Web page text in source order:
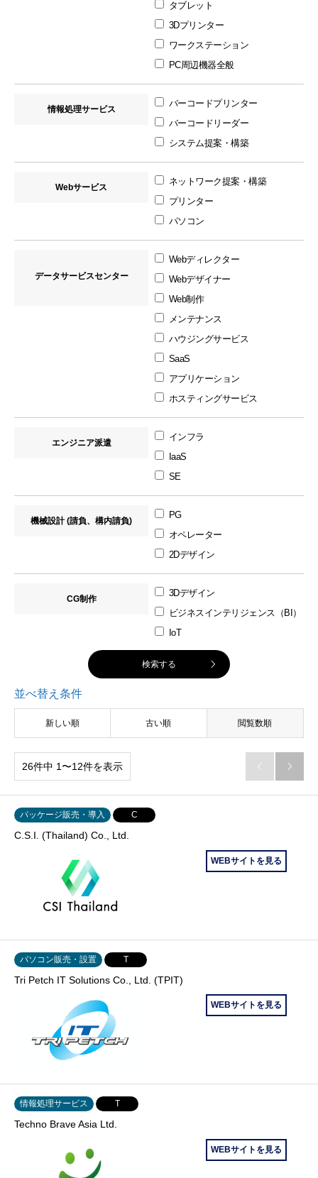
タブレット
3Dプリンター
ワークステーション
PC周辺機器全般
情報処理サービス
バーコードプリンター
バーコードリーダー
システム提案・構築
Webサービス
ネットワーク提案・構築
プリンター
パソコン
データサービスセンター
Webディレクター
Webデザイナー
Web制作
メンテナンス
ハウジングサービス
SaaS
アプリケーション
ホスティングサービス
エンジニア派遣
インフラ
IaaS
SE
機械設計 (請負、構内請負)
PG
オペレーター
2Dデザイン
CG制作
3Dデザイン
ビジネスインテリジェンス（BI）
IoT
並べ替え条件
新しい順 古い順 閲覧数順
26件中 1〜12件を表示  
パッケージ販売・導入 C
C.S.I. (Thailand) Co., Ltd.
WEBサイトを見る
パソコン販売・設置 T
Tri Petch IT Solutions Co., Ltd. (TPIT)
WEBサイトを見る
情報処理サービス T
Techno Brave Asia Ltd.
WEBサイトを見る